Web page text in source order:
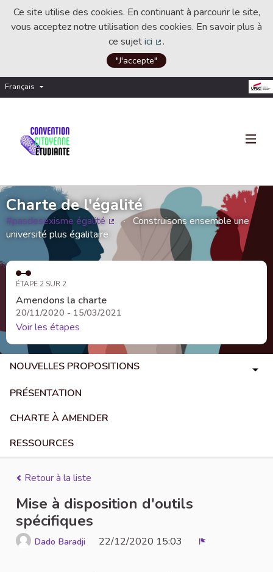
Ce site utilise des cookies. En continuant à parcourir le site,
vous acceptez notre utilisation des cookies. En savoir plus à
ce sujetici
(Lien externe)
.
"J'accepte"
Français Choisir la langue
Charte de l'égalité
#pasdesexisme égalité
(Lien externe)
Construisons ensemble une
université plus égalitaire
ÉTAPE 2 SUR 2
Amendons la charte
20/11/2020 - 15/03/2021
Voir les étapes
NOUVELLES PROPOSITIONS
PRÉSENTATION
CHARTE À AMENDER
RESSOURCES
Retour à la liste
Mise à disposition d'outils
spécifiques
Dado Baradji 22/12/2020 15:03